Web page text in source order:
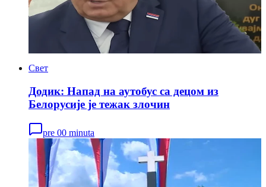
Свет
Додик: Напад на аутобус са децом из
Белорусије је тежак злочин
pre 00 minuta